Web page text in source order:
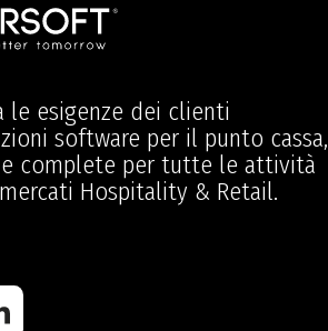
le esigenze dei clienti
software per il punto cassa,
complete per tutte le attività
Hospitality & Retail.